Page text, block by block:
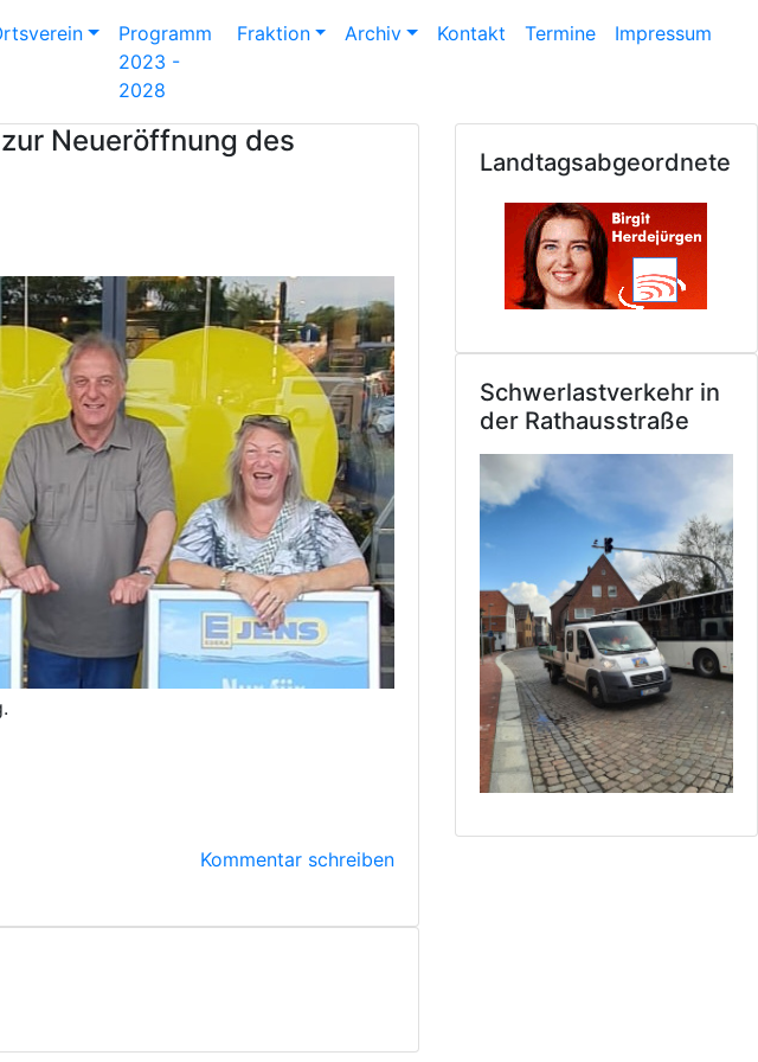
Programm
2023 -
2028
Fraktion Archiv Kontakt Termine Impressum
Neueröffnung des
Kommentar schreiben
Landtagsabgeordnete
Schwerlastverkehr in
der Rathausstraße